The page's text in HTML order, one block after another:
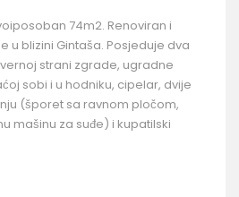
74m2. Renoviran i
u blizini Gintaša. Posjeduje dva
strani zgrade, ugradne
sobi i u hodniku, cipelar, dvije
(šporet sa ravnom pločom,
mašinu za suđe) i kupatilski